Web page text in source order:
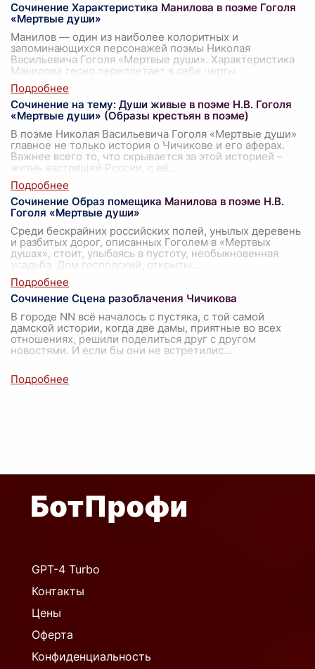
Сочинение Характеристика Манилова в поэме Гоголя
«Мертвые души»
Манилов — один из наиболее колоритных и
запоминающихся персонажей поэмы Николая
Васильевича Гоголя «Мертвые души». Характеристика
Манилова тесно переплетает в себе черты
комическог
Сочинение на тему: Души живые в поэме Н.В. Гоголя
«Мертвые души» (Образы крестьян в поэме)
В поэме Николая Васильевича Гоголя «Мертвые души»
главное не только история о Чичикове и его аферах.
Важнее всего то, что скрывается за этой историей –
жизнь настоящей России, с её
Сочинение Образ помещика Манилова в поэме Н.В.
Гоголя «Мертвые души»
Среди бескрайних российских полей, унылых деревень
и разбитых дорог, описанных Гоголем в «Мертвых
душах», стоит, улыбаясь в пустоту, необыкновенная
усадьба. Дом господский, открыты
Сочинение Сцена разоблачения Чичикова
В городе NN всё началось с пустяка, с той самой
дамской истории, когда две дамы, приятные во всех
отношениях, решили поделиться друг с другом
новостями. И если бы они не встретилис...
GPT-4 Turbo
Контакты
Цены
Оферта
Конфиденциальность